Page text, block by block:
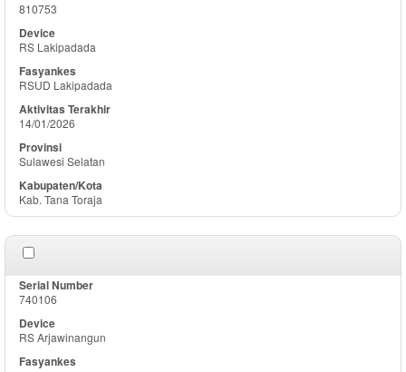
810753
RS Lakipadada
RSUD Lakipadada
14/01/2026
Sulawesi Selatan
Kab. Tana Toraja
740106
RS Arjawinangun